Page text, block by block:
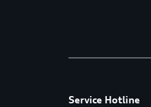
Service Hotline